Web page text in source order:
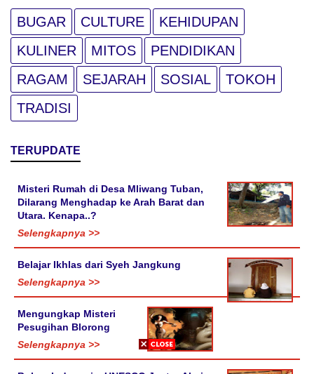
BUGAR CULTURE
KEHIDUPAN
KULINER
MITOS
PENDIDIKAN
RAGAM
SEJARAH SOSIAL
TOKOH
TRADISI
TERUPDATE
Misteri Rumah di Desa Mliwang Tuban,
Dilarang Menghadap ke Arah Barat dan
Utara. Kenapa..?
Selengkapnya >>
Belajar Ikhlas dari Syeh Jangkung
Selengkapnya >>
Mengungkap Misteri
Pesugihan Blorong
Selengkapnya >>